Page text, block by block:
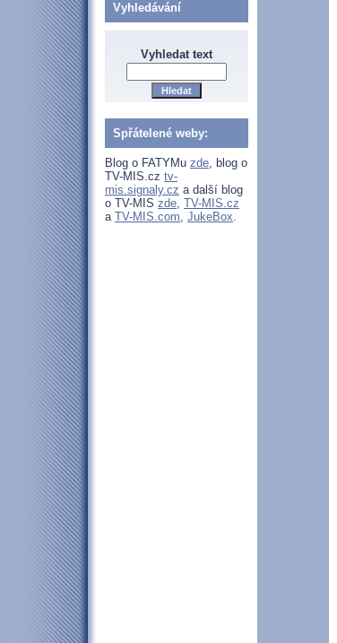
Vyhledávání
Vyhledat text
Spřátelené weby:
Blog o FATYMu zde, blog o
TV-MIS.cz tv-
mis.signaly.cz a další blog
o TV-MIS zde, TV-MIS.cz
a TV-MIS.com, JukeBox.